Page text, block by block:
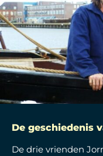
De geschiedenis
De drie vrienden